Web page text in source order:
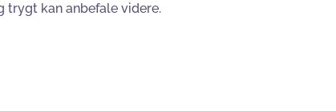
trygt kan anbefale videre.